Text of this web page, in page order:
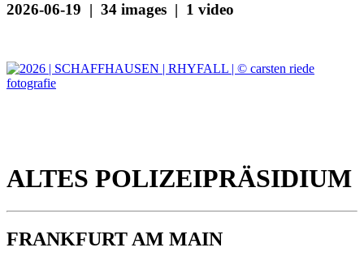
2026-06-19 | 34 images | 1 video
ALTES POLIZEIPRÄSIDIUM
FRANKFURT AM MAIN